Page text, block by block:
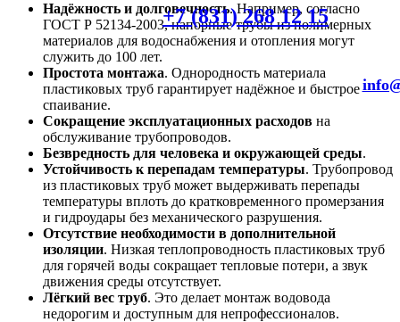
+7 (831) 268 12 15
Надёжность и долговечность. Например, согласно
ГОСТ Р 52134-2003, напорные трубы из полимерных
материалов для водоснабжения и отопления могут
служить до 100 лет.
Простота монтажа. Однородность материала
пластиковых труб гарантирует надёжное и быстрое
спаивание.
Сокращение эксплуатационных расходов на
обслуживание трубопроводов.
Безвредность для человека и окружающей среды.
Устойчивость к перепадам температуры. Трубопровод
из пластиковых труб может выдерживать перепады
температуры вплоть до кратковременного промерзания
и гидроудары без механического разрушения.
Отсутствие необходимости в дополнительной
изоляции. Низкая теплопроводность пластиковых труб
для горячей воды сокращает тепловые потери, а звук
движения среды отсутствует.
Лёгкий вес труб. Это делает монтаж водовода
недорогим и доступным для непрофессионалов.